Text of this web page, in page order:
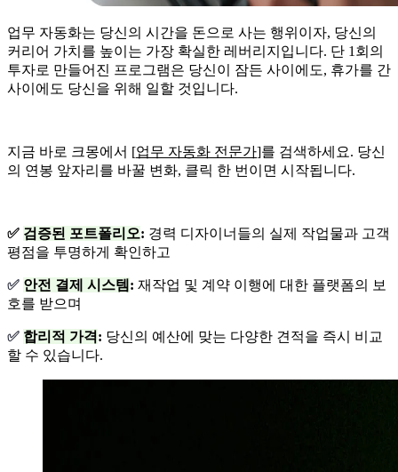
업무 자동화는 당신의 시간을 돈으로 사는 행위이자, 당신의
커리어 가치를 높이는 가장 확실한 레버리지입니다. 단 1회의
투자로 만들어진 프로그램은 당신이 잠든 사이에도, 휴가를 간
사이에도 당신을 위해 일할 것입니다.
지금 바로 크몽에서 [업무 자동화 전문가]를 검색하세요. 당신
의 연봉 앞자리를 바꿀 변화, 클릭 한 번이면 시작됩니다.
✅ 검증된 포트폴리오: 경력 디자이너들의 실제 작업물과 고객
평점을 투명하게 확인하고
✅ 안전 결제 시스템 : 재작업 및 계약 이행에 대한 플랫폼의 보
호를 받으며
✅ 합리적 가격: 당신의 예산에 맞는 다양한 견적을 즉시 비교
할 수 있습니다.